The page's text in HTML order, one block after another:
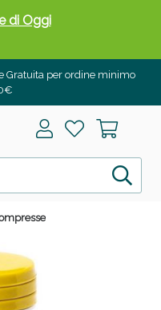
Gratuita per ordine minimo
di Oggi
fino al 55% validi